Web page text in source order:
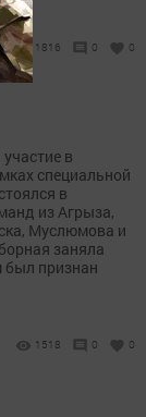
1816 0 0
в
специальной
в
из Агрыза,
Муслюмова и
заняла
признан
1518 0 0